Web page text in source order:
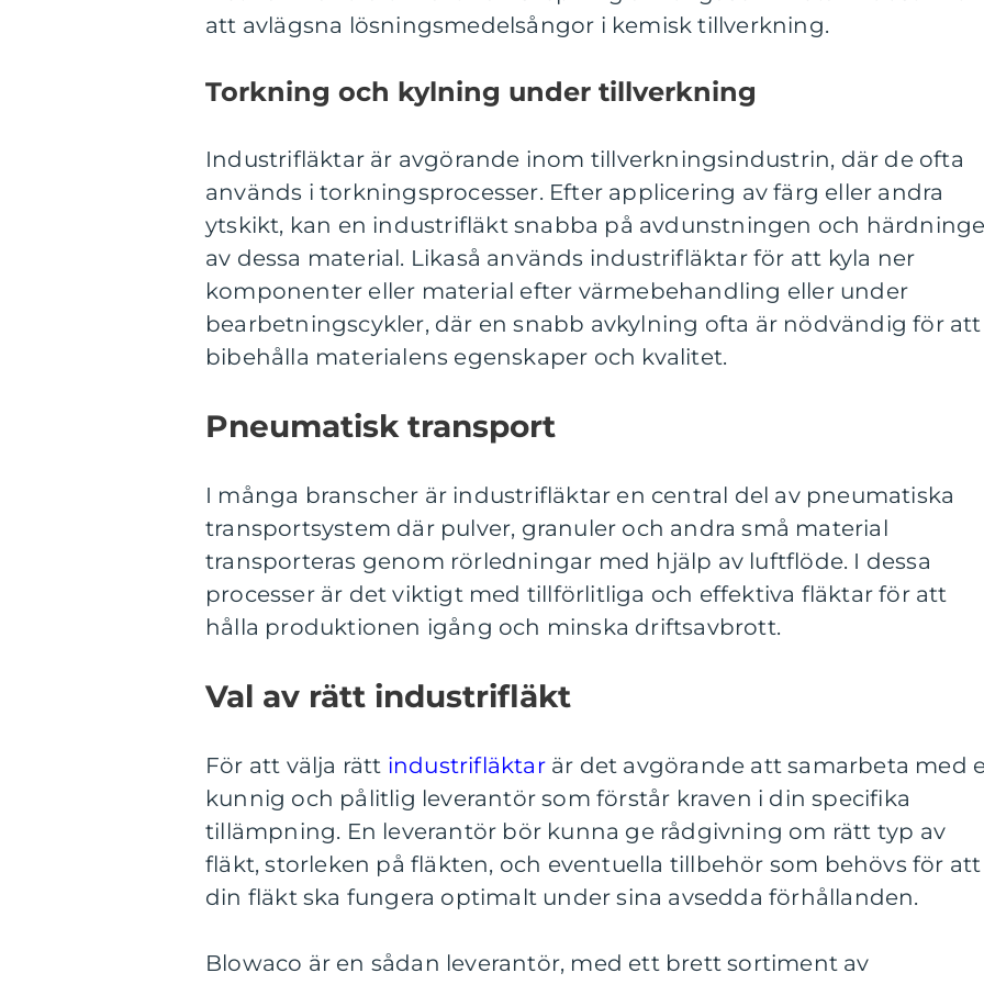
att avlägsna lösningsmedelsångor i kemisk tillverkning.
Torkning och kylning under tillverkning
Industrifläktar är avgörande inom tillverkningsindustrin, där de ofta
används i torkningsprocesser. Efter applicering av färg eller andra
ytskikt, kan en industrifläkt snabba på avdunstningen och
av dessa material. Likaså används industrifläktar för att kyla ner
komponenter eller material efter värmebehandling eller under
bearbetningscykler, där en snabb avkylning ofta är nödvändig för att
bibehålla materialens egenskaper och kvalitet.
Pneumatisk transport
I många branscher är industrifläktar en central del av pneumatiska
transportsystem där pulver, granuler och andra små material
transporteras genom rörledningar med hjälp av luftflöde. I dessa
processer är det viktigt med tillförlitliga och effektiva fläktar för att
hålla produktionen igång och minska driftsavbrott.
Val av rätt industrifläkt
För att välja rätt industrifläktarär det avgörande att samarbeta med
kunnig och pålitlig leverantör som förstår kraven i din specifika
tillämpning. En leverantör bör kunna ge rådgivning om rätt typ av
fläkt, storleken på fläkten, och eventuella tillbehör som behövs för att
din fläkt ska fungera optimalt under sina avsedda förhållanden.
Blowaco är en sådan leverantör, med ett brett sortiment av